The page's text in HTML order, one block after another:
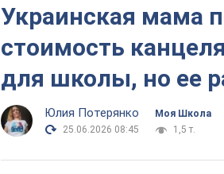
Украинская мама
стоимость
для школы, но ее
Юлия Потерянко
Моя Школа
25.06.2026 08:45
1,5 т.